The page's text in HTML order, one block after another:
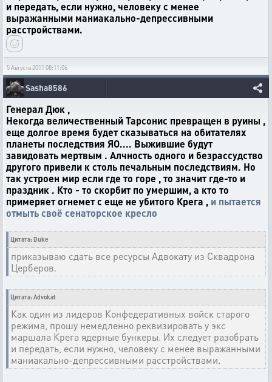
и передать, если нужно, человеку с менее
выражанными маниакально-депрессивными
расстройствами.
5 Августа 2011 08:11:06
Sasha8586
Генерал Дюк ,
Некогда величественный Тарсонис превращен в руины ,
еще долгое время будет сказываться на обитателях
планеты последствия ЯО.... Выжившие будут
завидовать мертвым . Алчность одного и безрассудство
другого привели к столь печальным последствиям. Но
так устроен мир если где то горе , то значит где-то и
праздник . Кто - то скорбит по умершим, а кто то
примеряет огнемет с еще не убитого Крега , и пытается
отмыть своё сенаторское кресло
Цитата: Duke
приказываю сдать все ресурсы Адвокату из Сквадрона
Церберов.
Цитата: Advokat
Как один из лидеров Конфедеративных войск старого
режима, прошу немедленно реквизировать у экс
маршала Крега ядерные бункеры. Их следует разобрать
и передать, если нужно, человеку с менее выражанными
маниакально-депрессивными расстройствами.